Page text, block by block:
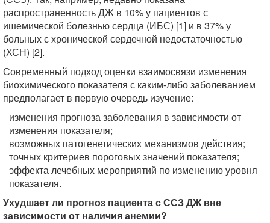
распространенность ДЖ в 10% у пациентов с
ишемической болезнью сердца (ИБС) [1] и в 37% у
больных с хронической сердечной недостаточностью
(ХСН) [2].
Современный подход оценки взаимосвязи изменения
биохимического показателя с каким-либо заболеванием
предполагает в первую очередь изучение:
изменения прогноза заболевания в зависимости от
изменения показателя;
возможных патогенетических механизмов действия;
точных критериев пороговых значений показателя;
эффекта лечебных мероприятий по изменению уровня
показателя.
Ухудшает ли прогноз пациента с ССЗ ДЖ вне
зависимости от наличия анемии?